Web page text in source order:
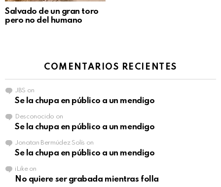
Salvado de un gran toro
pero no del humano
COMENTARIOS RECIENTES
JBS on
Se la chupa en público a un mendigo
Desconocido on
Se la chupa en público a un mendigo
Jonatan Bermúdez Solís on
Se la chupa en público a un mendigo
iLikeon
No quiere ser grabada mientras folla